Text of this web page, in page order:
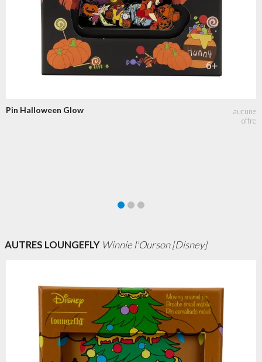
Pin Halloween Glow
AUTRES LOUNGEFLY Winnie l'Ourson [Disney]